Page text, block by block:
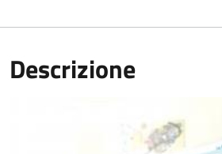
Descrizione